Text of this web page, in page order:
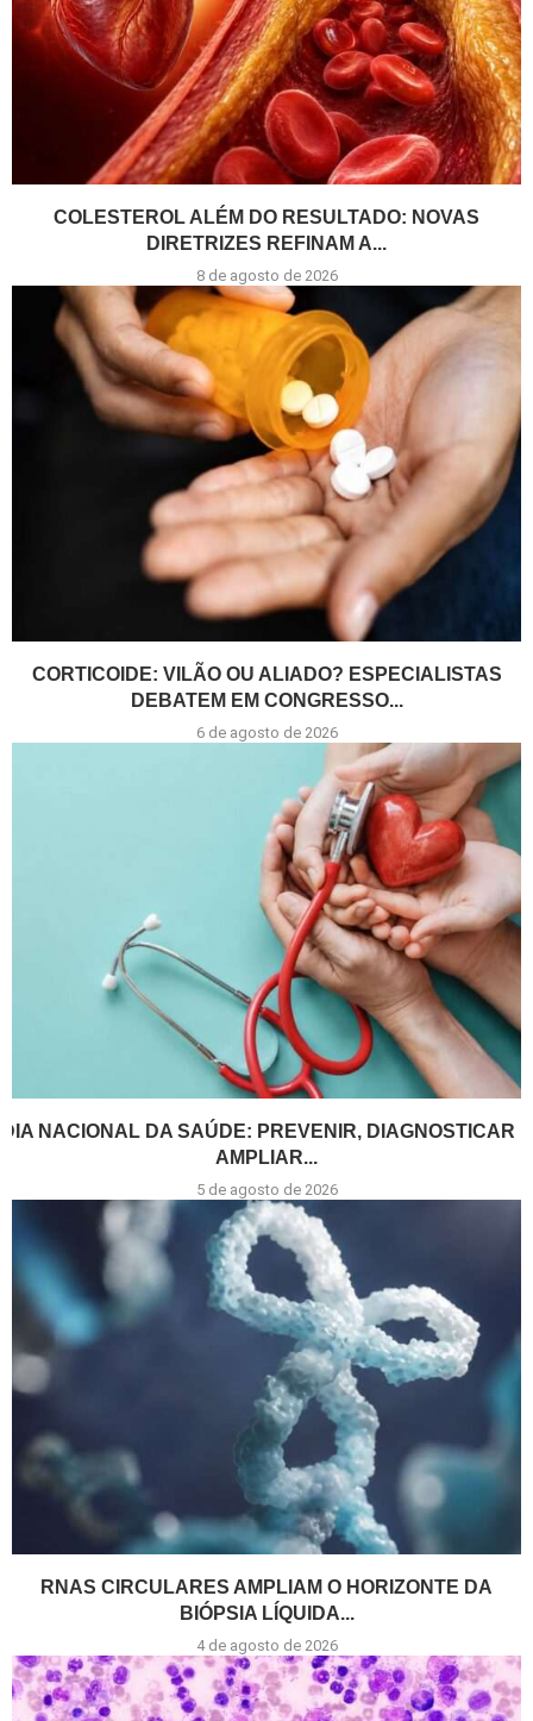
COLESTEROL ALÉM DO RESULTADO: NOVAS
DIRETRIZES REFINAM A...
8 de agosto de 2026
CORTICOIDE: VILÃO OU ALIADO? ESPECIALISTAS
DEBATEM EM CONGRESSO...
6 de agosto de 2026
DIA NACIONAL DA SAÚDE: PREVENIR, DIAGNOSTICAR E
AMPLIAR...
5 de agosto de 2026
RNAS CIRCULARES AMPLIAM O HORIZONTE DA
BIÓPSIA LÍQUIDA...
4 de agosto de 2026